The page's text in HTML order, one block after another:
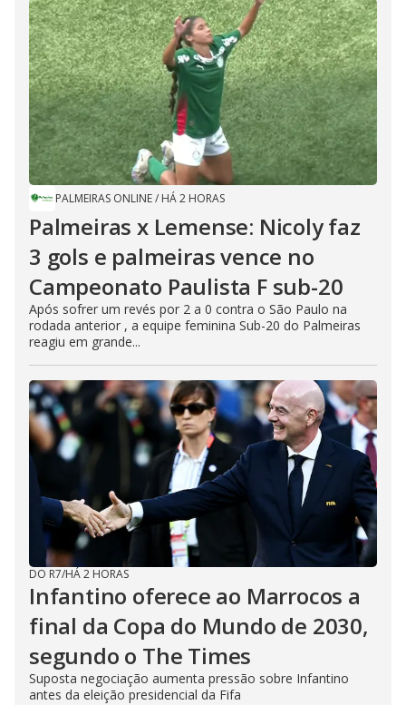
PALMEIRAS ONLINE/ HÁ 2 HORAS
Palmeiras x Lemense: Nicoly faz
3 gols e palmeiras vence no
Campeonato Paulista F sub-20
Após sofrer um revés por 2 a 0 contra o São Paulo na
rodada anterior , a equipe feminina Sub-20 do Palmeiras
reagiu em grande...
DO R7/HÁ 2 HORAS
Infantino oferece ao Marrocos a
final da Copa do Mundo de 2030,
segundo o The Times
Suposta negociação aumenta pressão sobre Infantino
antes da eleição presidencial da Fifa